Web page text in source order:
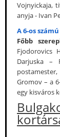
Vojnyickaja,
anyja - Ivan
A 6-os
Főbb
Fjodorovics
Darjuska –
Gromov – a
egy kisváros